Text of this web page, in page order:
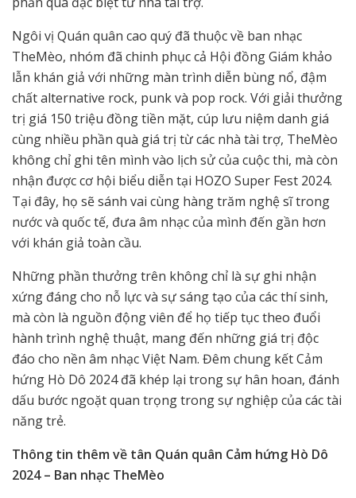
Ngôi vị Quán quân cao quý đã thuộc về ban nhạc
TheMèo, nhóm đã chinh phục cả Hội đồng Giám khảo
lẫn khán giả với những màn trình diễn bùng nổ, đậm
chất alternative rock, punk và pop rock. Với giải thưởng
trị giá 150 triệu đồng tiền mặt, cúp lưu niệm danh giá
cùng nhiều phần quà giá trị từ các nhà tài trợ, TheMèo
không chỉ ghi tên mình vào lịch sử của cuộc thi, mà còn
nhận được cơ hội biểu diễn tại HOZO Super Fest 2024.
Tại đây, họ sẽ sánh vai cùng hàng trăm nghệ sĩ trong
nước và quốc tế, đưa âm nhạc của mình đến gần hơn
với khán giả toàn cầu.
Những phần thưởng trên không chỉ là sự ghi nhận
xứng đáng cho nỗ lực và sự sáng tạo của các thí sinh,
mà còn là nguồn động viên để họ tiếp tục theo đuổi
hành trình nghệ thuật, mang đến những giá trị độc
đáo cho nền âm nhạc Việt Nam. Đêm chung kết Cảm
hứng Hò Dô 2024 đã khép lại trong sự hân hoan, đánh
dấu bước ngoặt quan trọng trong sự nghiệp của các tài
năng trẻ.
Thông tin thêm về tân Quán quân Cảm hứng Hò Dô
2024 – Ban nhạc TheMèo